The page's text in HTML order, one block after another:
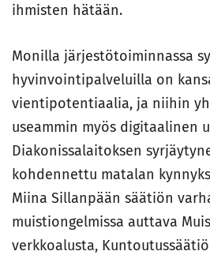
ihmisten hätään.
Monilla järjestötoiminnassa
hyvinvointipalveluilla on
vientipotentiaalia, ja niihin
useammin myös digitaalinen
Diakonissalaitoksen
kohdennettu matalan
Miina Sillanpään säätiön
muistiongelmissa auttava
verkkoalusta,